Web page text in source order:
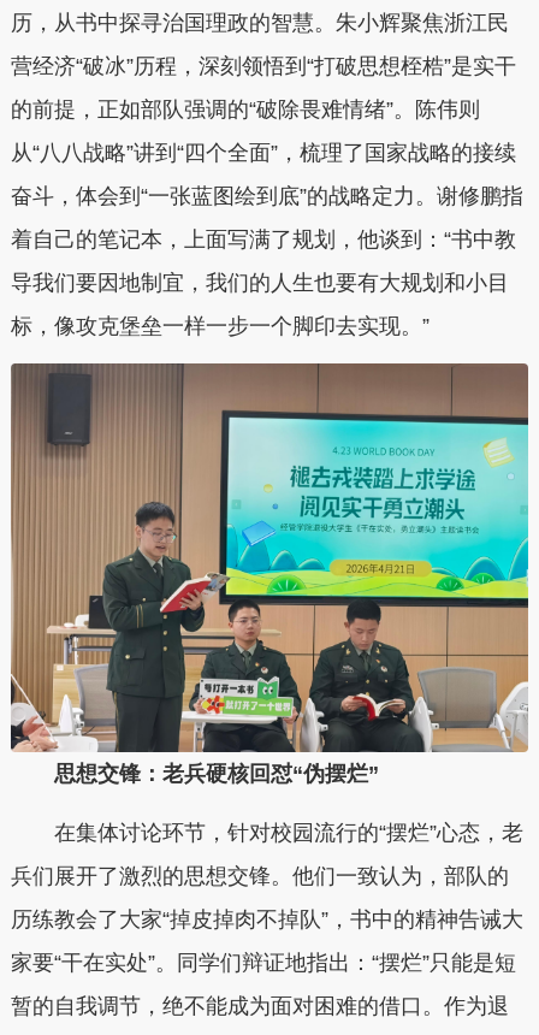
历，从书中探寻治国理政的智慧。朱小辉聚焦浙江民
营经济“破冰”历程，深刻领悟到“打破思想桎梏”是实干
的前提，正如部队强调的“破除畏难情绪”。陈伟则
从“八八战略”讲到“四个全面”，梳理了国家战略的接续
奋斗，体会到“一张蓝图绘到底”的战略定力。谢修鹏指
着自己的笔记本，上面写满了规划，他谈到：“书中教
导我们要因地制宜，我们的人生也要有大规划和小目
标，像攻克堡垒一样一步一个脚印去实现。”
思想交锋：老兵硬核回怼“伪摆烂”
在集体讨论环节，针对校园流行的“摆烂”心态，老
兵们展开了激烈的思想交锋。他们一致认为，部队的
历练教会了大家“掉皮掉肉不掉队”，书中的精神告诫大
家要“干在实处”。同学们辩证地指出：“摆烂”只能是短
暂的自我调节，绝不能成为面对困难的借口。作为退